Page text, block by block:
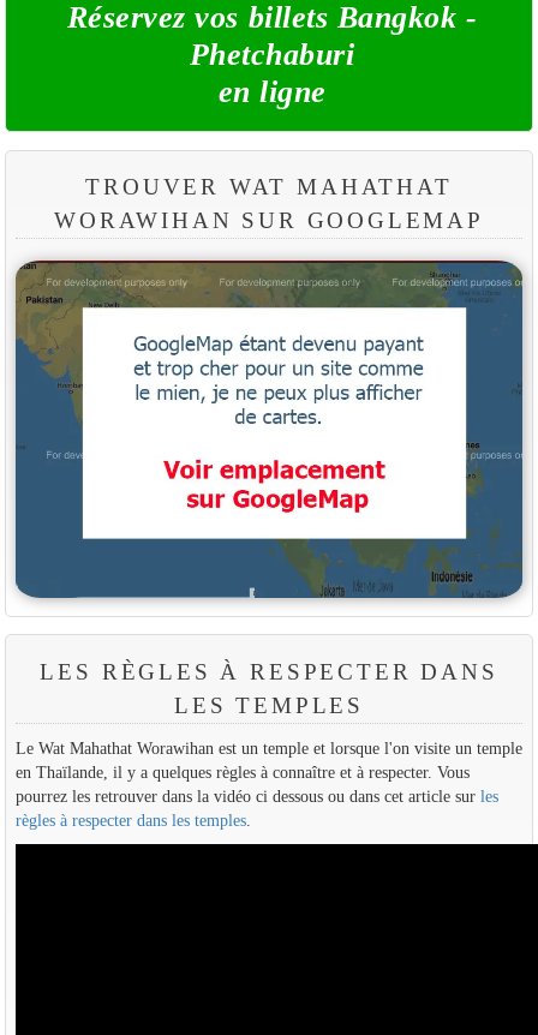
Réservez vos billets Bangkok -
Phetchaburi
en ligne
TROUVER WAT MAHATHAT
WORAWIHAN SUR GOOGLEMAP
LES RÈGLES À RESPECTER DANS
LES TEMPLES
Le Wat Mahathat Worawihan est un temple et lorsque l'on visite un temple
en Thaïlande, il y a quelques règles à connaître et à respecter. Vous
pourrez les retrouver dans la vidéo ci dessous ou dans cet article sur les
règles à respecter dans les temples.